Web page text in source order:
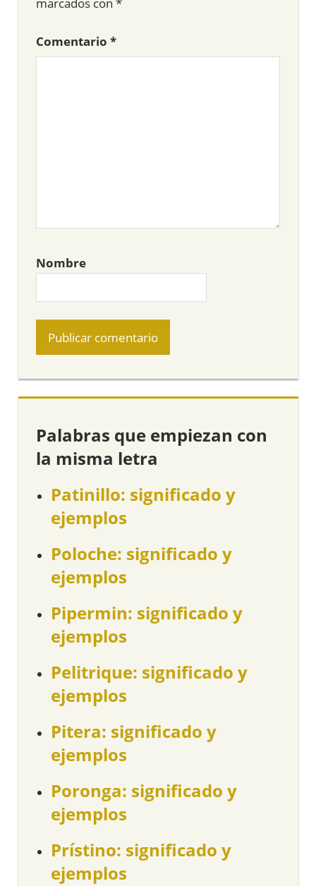
Comentario *
Nombre
Palabras que empiezan con
la misma letra
Patinillo: significado y
ejemplos
Poloche: significado y
ejemplos
Pipermin: significado y
ejemplos
Pelitrique: significado y
ejemplos
Pitera: significado y
ejemplos
Poronga: significado y
ejemplos
Prístino: significado y
ejemplos